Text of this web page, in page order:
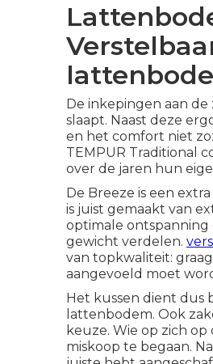
De inkepingen aan
slaapt. Naast deze
en het comfort niet
TEMPUR Traditional
over de jaren hun
De Breeze is een
is juist gemaakt van
optimale ontspanning
gewicht verdelen.
van topkwaliteit:
aangevoeld moet
Het kussen dient dus
lattenbodem. Ook
keuze. Wie op zich
miskoop te begaan.